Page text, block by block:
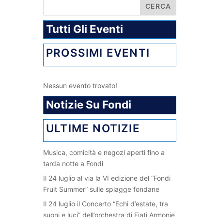
Tutti Gli Eventi
PROSSIMI EVENTI
Nessun evento trovato!
Notizie Su Fondi
ULTIME NOTIZIE
Musica, comicità e negozi aperti fino a
tarda notte a Fondi
Il 24 luglio al via la VI edizione del “Fondi
Fruit Summer” sulle spiagge fondane
Il 24 luglio il Concerto “Echi d’estate, tra
suoni e luci” dell’orchestra di Fiati Armonie